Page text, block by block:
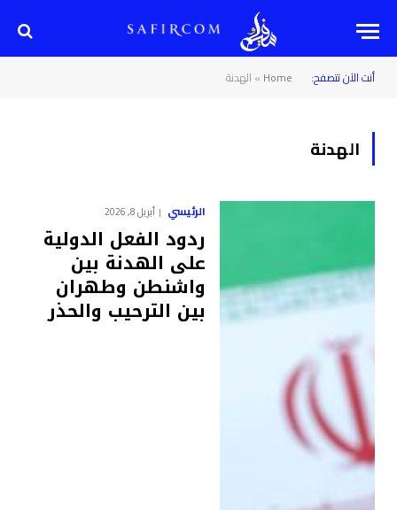
أنت الآن تتصفح: Home
» الهدنة
الهدنة
الرئيسي أبريل 8, 2026
ردود الفعل الدولية
على الهدنة بين
واشنطن وطهران
بين الترحيب والحذر